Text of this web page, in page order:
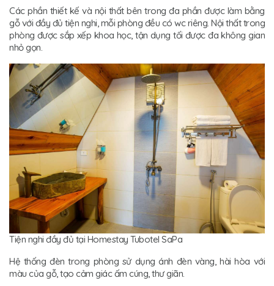
Các phần thiết kế và nội thất bên trong đa phần được làm bằng
gỗ với đầy đủ tiện nghi, mỗi phòng đều có wc riêng. Nội thất trong
phòng được sắp xếp khoa học, tận dụng tối được đa không gian
nhỏ gọn.
Tiện nghi đầy đủ tại Homestay Tubotel SaPa
Hệ thống đèn trong phòng sử dụng ánh đèn vàng, hài hòa với
màu của gỗ, tạo cảm giác ấm cúng, thư giãn.